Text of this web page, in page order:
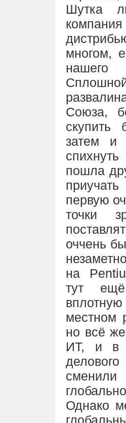
Шутка
многом,
нашего
Союза,
скупить
затем и
пошла
первую
точки
оччень
на
тут ещё
местном
но всё
ИТ, и в
Однако